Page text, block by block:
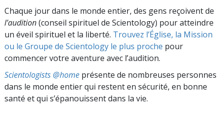
Chaque jour dans le monde entier, des gens reçoivent de
l’audition(conseil spirituel de Scientology) pour atteindre
un éveil spirituel et la liberté. Trouvez l’Église, la Mission
ou le Groupe de Scientology le plus proche pour
commencer votre aventure avec l’audition.
Scientologists @home présente de nombreuses personnes
dans le monde entier qui restent en sécurité, en bonne
santé et qui s’épanouissent dans la vie.